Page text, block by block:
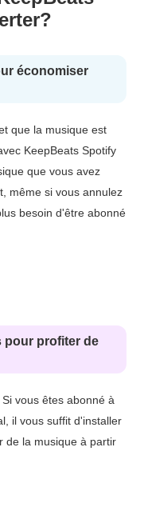
économiser
que la musique est
KeepBeats Spotify
que vous avez
même si vous annulez
besoin d'être abonné
pour profiter de
vous êtes abonné à
il vous suffit d'installer
de la musique à partir